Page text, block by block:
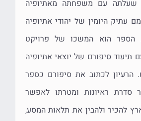
שעלתה עם משפחתה מאתיופיה
עתיק היומין של יהודי אתיופיה
הספר הוא המשכו של פרויקט
תיעוד סיפורם של יוצאי אתיופיה
לכתוב את סיפורם כספר
סדרת ראיונות ומטרתו לאפשר
להכיר ולהבין את תלאות המסע,